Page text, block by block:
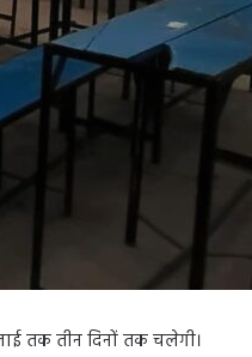
तक तीन दिनों तक चलेगी।